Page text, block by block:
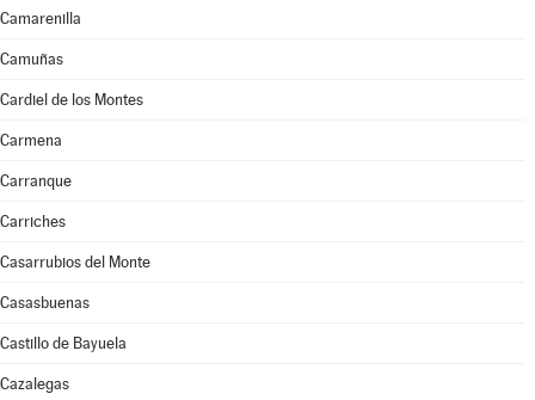
Camarenilla
Camuñas
Cardiel de los Montes
Carmena
Carranque
Carriches
Casarrubios del Monte
Casasbuenas
Castillo de Bayuela
Cazalegas